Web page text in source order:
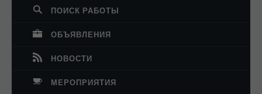
ПОИСК РАБОТЫ
ОБЪЯВЛЕНИЯ
НОВОСТИ
МЕРОПРИЯТИЯ